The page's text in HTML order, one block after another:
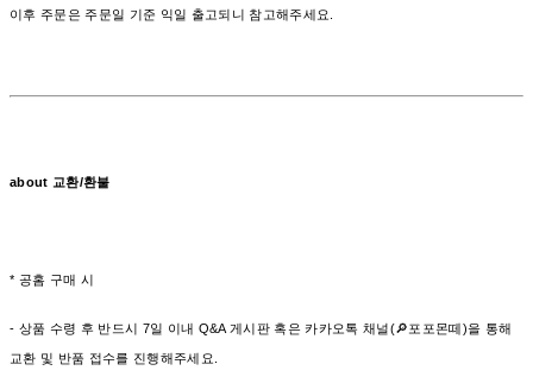
이후 주문은 주문일 기준 익일 출고되니 참고해주세요.
about 교환/환불
* 공홈 구매 시
- 상품 수령 후 반드시 7일 이내 Q&A 게시판 혹은 카카오톡 채널(🔎포포몬떼)을 통해
교환 및 반품 접수를 진행해주세요.